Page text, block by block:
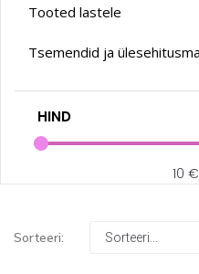
Tooted lastele
Tsemendid ja
HIND
10 €
Sorteeri: